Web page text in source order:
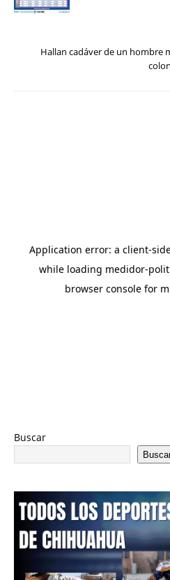
Hallan cadáver de un hombre
Buscar